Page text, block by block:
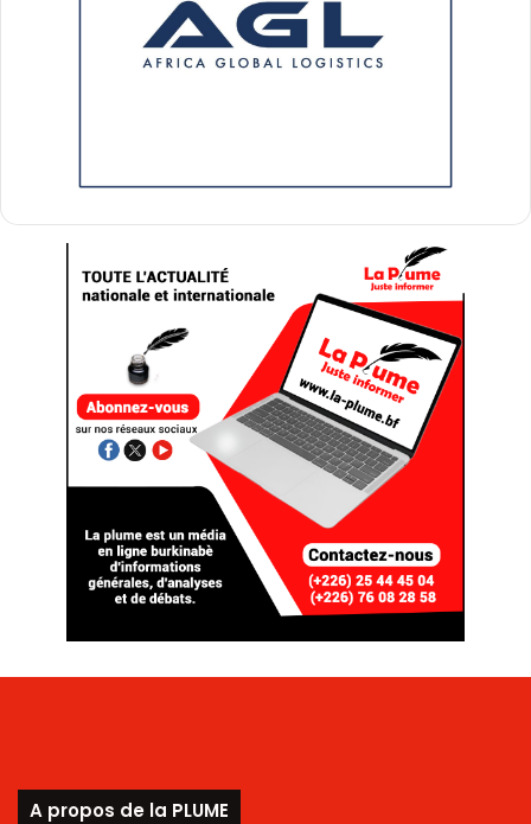
A propos de la PLUME